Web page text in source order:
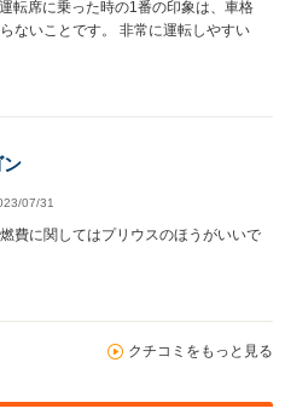
転席に乗った時の1番の印象は、車格
ないことです。 非常に運転しやすい
ン
07/31
費に関してはプリウスのほうがいいで
クチコミをもっと見る